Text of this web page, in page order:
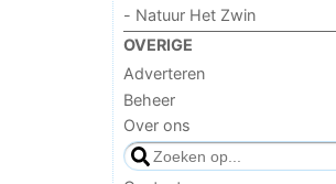
- Natuur Het Zwin
OVERIGE
Adverteren
Beheer
Over ons